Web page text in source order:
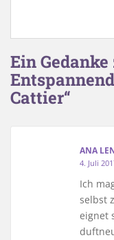
Ein
Cattier“
ANA
4. Juli
Ich
selbst
eignet